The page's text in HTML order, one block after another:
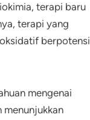
terapi baru
terapi yang
berpotensi
mengenai
menunjukkan